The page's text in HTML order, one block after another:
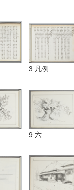
3 凡例
9 六